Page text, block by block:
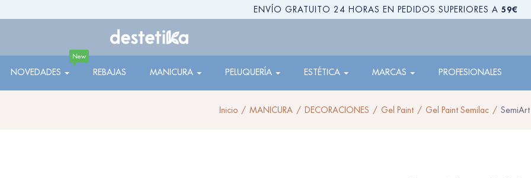
ENVÍO GRATUITO 24 HORAS EN PEDIDOS SUPERIORES A 59€
NOVEDADES
New
REBAJAS MANICURA PELUQUERÍA ESTÉTICA MARCAS PROFESIONALES
Inicio MANICURA DECORACIONES Gel Paint Gel Paint Semilac